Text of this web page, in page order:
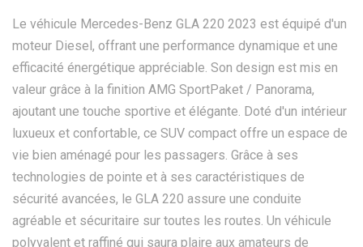
Le véhicule Mercedes-Benz GLA 220 2023 est équipé d'un
moteur Diesel, offrant une performance dynamique et une
efficacité énergétique appréciable. Son design est mis en
valeur grâce à la finition AMG SportPaket / Panorama,
ajoutant une touche sportive et élégante. Doté d'un intérieur
luxueux et confortable, ce SUV compact offre un espace de
vie bien aménagé pour les passagers. Grâce à ses
technologies de pointe et à ses caractéristiques de
sécurité avancées, le GLA 220 assure une conduite
agréable et sécuritaire sur toutes les routes. Un véhicule
polyvalent et raffiné qui saura plaire aux amateurs de